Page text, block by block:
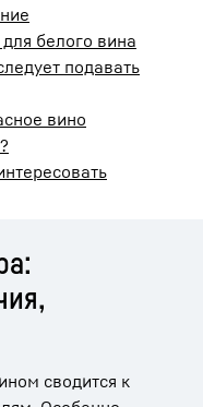
белого вина
подавать
вино
сводится к